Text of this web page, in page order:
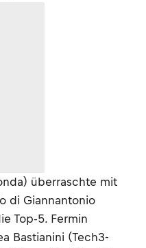
überraschte mit
di Giannantonio
Top-5. Fermin
Bastianini (Tech3-